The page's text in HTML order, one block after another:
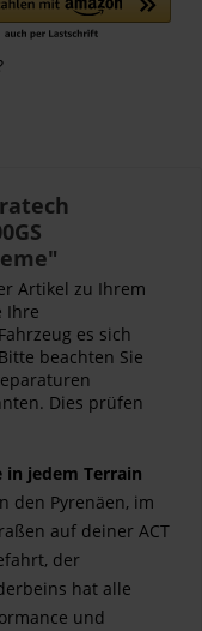
Artikel zu Ihrem
Ihre
es sich
beachten Sie
Dies prüfen
in jedem Terrain
den Pyrenäen, im
auf deiner ACT
der
hat alle
und